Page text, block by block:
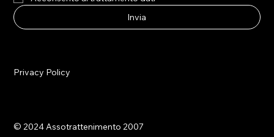
Invia
Privacy Policy
© 2024 Assotrattenimento 2007